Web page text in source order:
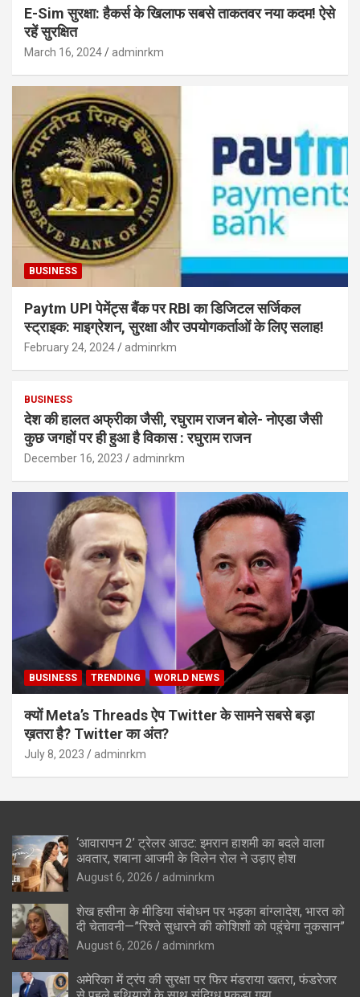
E-Sim सुरक्षा: हैकर्स के खिलाफ सबसे ताकतवर नया कदम! ऐसे
रहें सुरक्षित
March 16, 2024 adminrkm
BUSINESS
Paytm UPI पेमेंट्स बैंक पर RBI का डिजिटल सर्जिकल
स्ट्राइक: माइग्रेशन, सुरक्षा और उपयोगकर्ताओं के लिए सलाह!
February 24, 2024 adminrkm
BUSINESS
देश की हालत अफ्रीका जैसी, रघुराम राजन बोले- नोएडा जैसी
कुछ जगहों पर ही हुआ है विकास : रघुराम राजन
December 16, 2023 adminrkm
BUSINESS TRENDING WORLD NEWS
क्यों Meta’s Threads ऐप Twitter के सामने सबसे बड़ा
ख़तरा है? Twitter का अंत?
July 8, 2023 adminrkm
‘आवारापन 2’ ट्रेलर आउट: इमरान हाशमी का बदले वाला
अवतार, शबाना आजमी के विलेन रोल ने उड़ाए होश
August 6, 2026 adminrkm
शेख हसीना के मीडिया संबोधन पर भड़का बांग्लादेश, भारत को
दी चेतावनी—”रिश्ते सुधारने की कोशिशों को पहुंचेगा नुकसान”
August 6, 2026 adminrkm
अमेरिका में ट्रंप की सुरक्षा पर फिर मंडराया खतरा, फंडरेजर